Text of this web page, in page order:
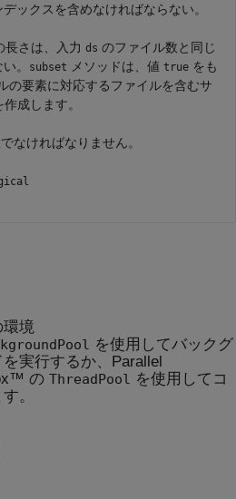
ックスを含めなければならない。
長さは、入力 ds のファイル数と同じ
。
subset メソッドは、値 true をも
の要素に対応するファイルを含むサ
作成します。
なければなりません。
環境
を使用してバックグ
実行するか、Parallel
のThreadPool を使用してコ
。